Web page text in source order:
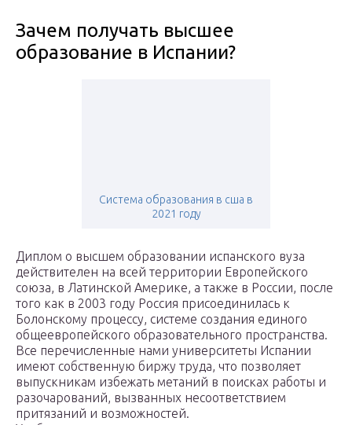
Зачем получать высшее
образование в Испании?
Система образования в сша в
2021 году
Диплом о высшем образовании испанского вуза
действителен на всей территории Европейского
союза, в Латинской Америке, а также в России, после
того как в 2003 году Россия присоединилась к
Болонскому процессу, системе создания единого
общеевропейского образовательного пространства.
Все перечисленные нами университеты Испании
имеют собственную биржу труда, что позволяет
выпускникам избежать метаний в поисках работы и
разочарований, вызванных несоответствием
притязаний и возможностей.